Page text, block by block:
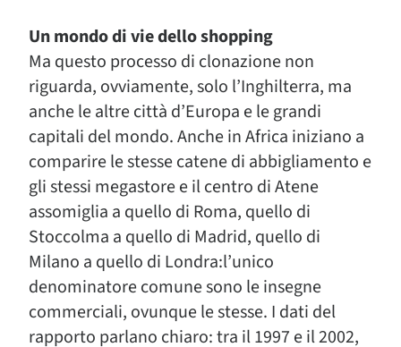
Un mondo di vie dello shopping
Ma questo processo di clonazione non
riguarda, ovviamente, solo l’Inghilterra, ma
anche le altre città d’Europa e le grandi
capitali del mondo. Anche in Africa iniziano a
comparire le stesse catene di abbigliamento e
gli stessi megastore e il centro di Atene
assomiglia a quello di Roma, quello di
Stoccolma a quello di Madrid, quello di
Milano a quello di Londra:l’unico
denominatore comune sono le insegne
commerciali, ovunque le stesse. I dati del
rapporto parlano chiaro: tra il 1997 e il 2002,